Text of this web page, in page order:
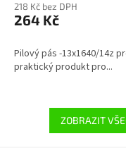
218 Kč bez DPH
264 Kč
Pilový pás -13x1640/14z
praktický produkt pro...
ZOBRAZIT